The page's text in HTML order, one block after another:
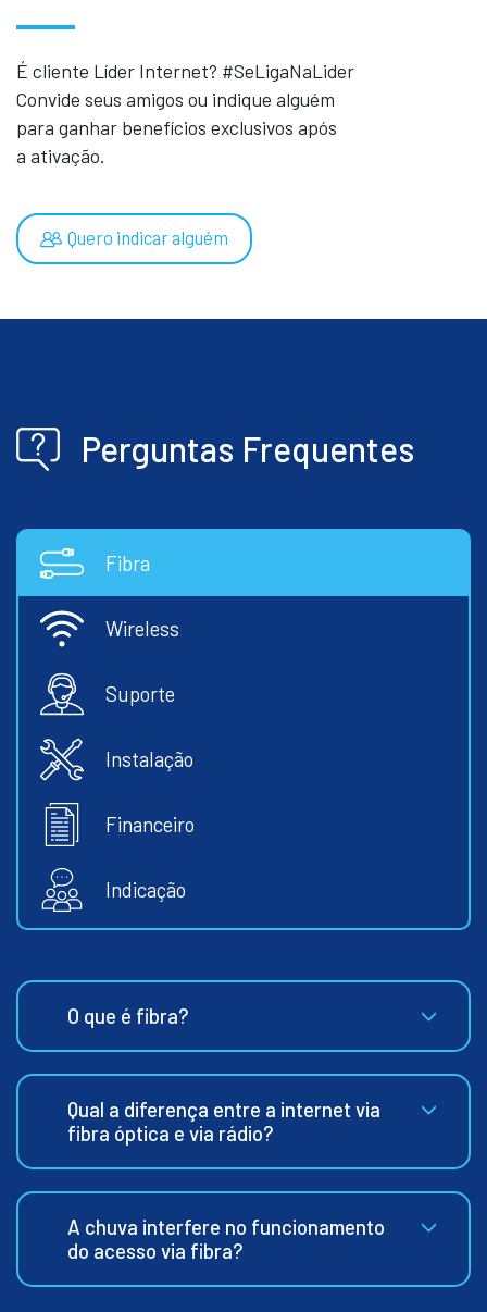
É cliente Líder Internet? #SeLigaNaLider
Convide seus amigos ou indique alguém
para ganhar benefícios exclusivos após
a ativação.
Quero indicar alguém
Perguntas Frequentes
Fibra
Wireless
Suporte
Instalação
Financeiro
Indicação
O que é fibra?
Qual a diferença entre a internet via
fibra óptica e via rádio?
A chuva interfere no funcionamento
do acesso via fibra?